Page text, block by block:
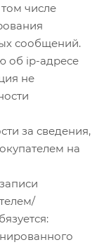
числе
сообщений.
об ip-адресе
не
за сведения,
на